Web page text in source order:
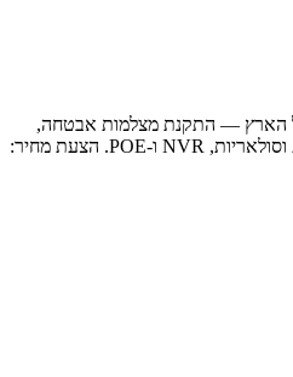
הארץ — התקנת מצלמות אבטחה,
מצלמת אבטחה לבחוץ, אלחוטיות וסולאריות, NVR ו-POE. הצעת מחיר: